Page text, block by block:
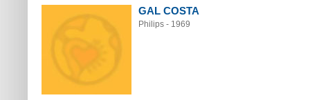
GAL COSTA
Philips - 1969